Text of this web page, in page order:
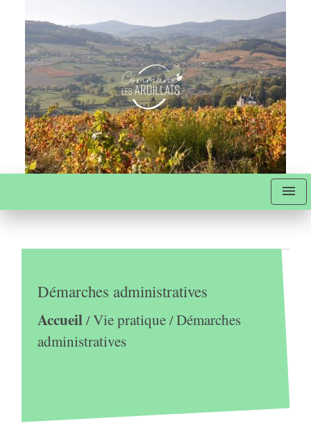
menu
Démarches administratives
Accueil/Vie pratique/Démarches
administratives